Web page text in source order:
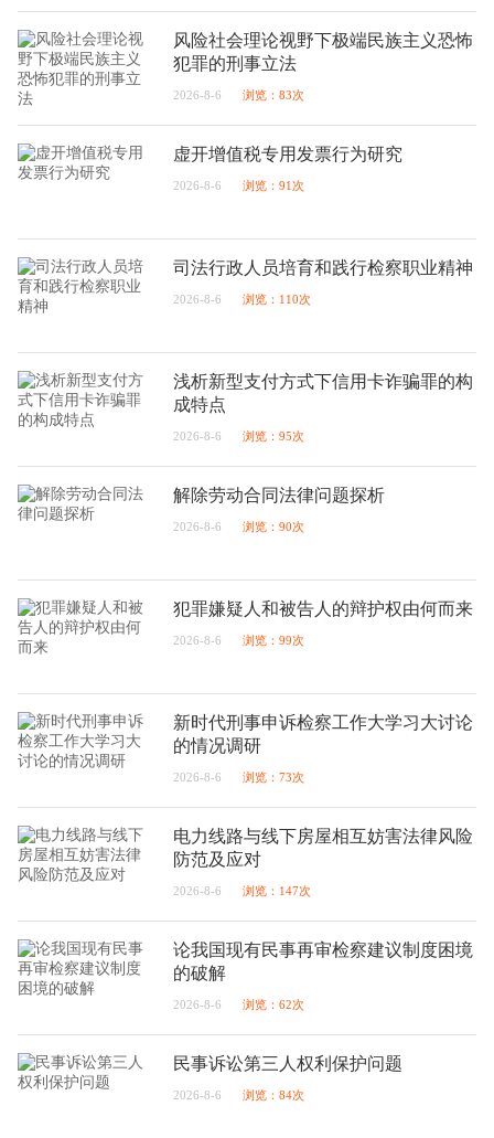
风险社会理论视野下极端民族主义恐怖
犯罪的刑事立法
2026-8-6 浏览：83次
虚开增值税专用发票行为研究
2026-8-6 浏览：91次
司法行政人员培育和践行检察职业精神
2026-8-6 浏览：110次
浅析新型支付方式下信用卡诈骗罪的构
成特点
2026-8-6 浏览：95次
解除劳动合同法律问题探析
2026-8-6 浏览：90次
犯罪嫌疑人和被告人的辩护权由何而来
2026-8-6 浏览：99次
新时代刑事申诉检察工作大学习大讨论
的情况调研
2026-8-6 浏览：73次
电力线路与线下房屋相互妨害法律风险
防范及应对
2026-8-6 浏览：147次
论我国现有民事再审检察建议制度困境
的破解
2026-8-6 浏览：62次
民事诉讼第三人权利保护问题
2026-8-6 浏览：84次